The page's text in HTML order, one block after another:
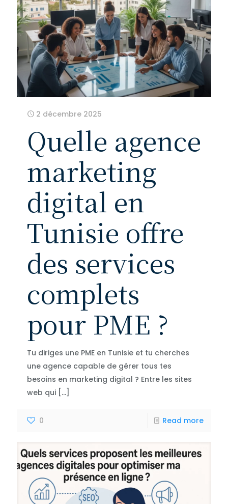
2 décembre 2025
Quelle agence
marketing
digital en
Tunisie offre
des services
complets
pour PME ?
Tu diriges une PME en Tunisie et tu cherches
une agence capable de gérer tous tes
besoins en marketing digital ? Entre les sites
web qui […]
0 Read more